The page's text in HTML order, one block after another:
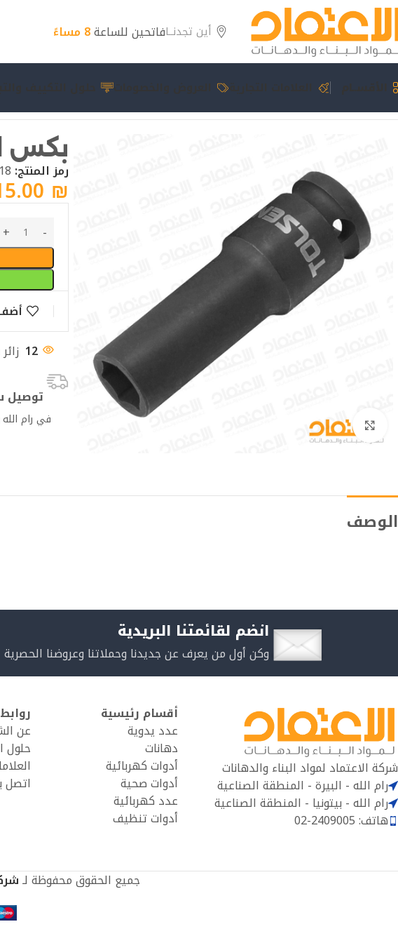
أين تجدنــافاتحين للساعة8 مساءً
Click to enlarge
بكس اسود 13
رمز المنتج:
₪
12
توصيل
في رام
الوصف
انضم لقائمتنا البريدية
وكن أول من يعرف عن جديدنا وحملاتنا وعروضنا الحصرية
شركة الاعتماد لمواد البناء والدهانات
رام الله - البيرة - المنطقة الصناعية
رام الله - بيتونيا - المنطقة الصناعية
هاتف: 2409005-02
أقسام رئيسية
عدد يدوية
دهانات
أدوات كهربائية
أدوات صحية
عدد كهربائية
أدوات تنظيف
روابط
عن
حلول
اتصل
جميع الحقوق محفوظة لـ